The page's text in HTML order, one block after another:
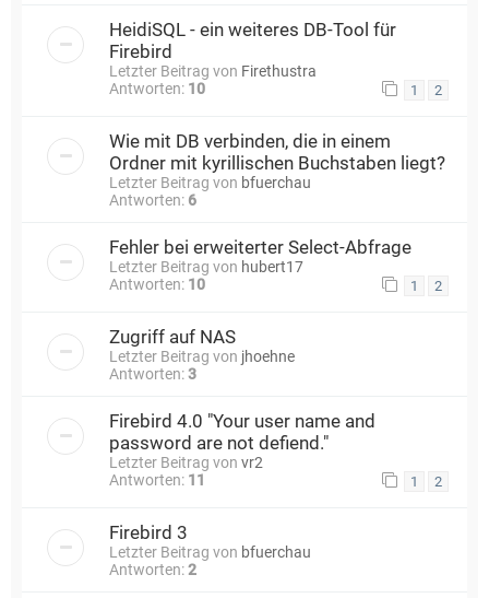
HeidiSQL - ein weiteres DB-Tool für
Firebird
Letzter Beitrag von Firethustra
Antworten: 10 1 2
Wie mit DB verbinden, die in einem
Ordner mit kyrillischen Buchstaben liegt?
Letzter Beitrag von bfuerchau
Antworten: 6
Fehler bei erweiterter Select-Abfrage
Letzter Beitrag von hubert17
Antworten: 10 1 2
Zugriff auf NAS
Letzter Beitrag von jhoehne
Antworten:3
Firebird 4.0 "Your user name and
password are not defiend."
Letzter Beitrag von vr2
Antworten: 11 1 2
Firebird 3
Letzter Beitrag von bfuerchau
Antworten:2